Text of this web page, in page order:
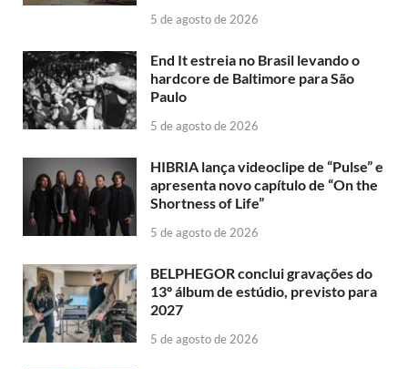
5 de agosto de 2026
End It estreia no Brasil levando o
hardcore de Baltimore para São
Paulo
5 de agosto de 2026
HIBRIA lança videoclipe de “Pulse” e
apresenta novo capítulo de “On the
Shortness of Life”
5 de agosto de 2026
BELPHEGOR conclui gravações do
13º álbum de estúdio, previsto para
2027
5 de agosto de 2026